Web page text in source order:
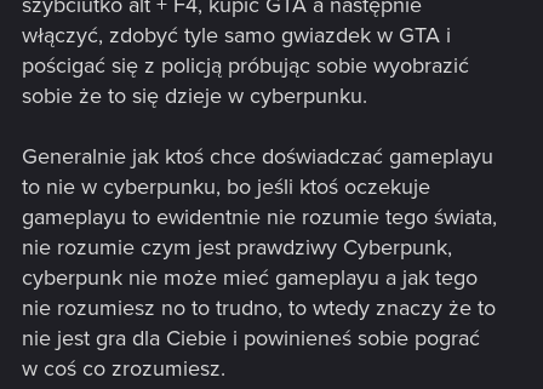
włączyć, zdobyć tyle samo gwiazdek w GTA i
pościgać się z policją próbując sobie wyobrazić
sobie że to się dzieje w cyberpunku.
Generalnie jak ktoś chce doświadczać gameplayu
to nie w cyberpunku, bo jeśli ktoś oczekuje
gameplayu to ewidentnie nie rozumie tego świata,
nie rozumie czym jest prawdziwy Cyberpunk,
cyberpunk nie może mieć gameplayu a jak tego
nie rozumiesz no to trudno, to wtedy znaczy że to
nie jest gra dla Ciebie i powinieneś sobie pograć
w coś co zrozumiesz.